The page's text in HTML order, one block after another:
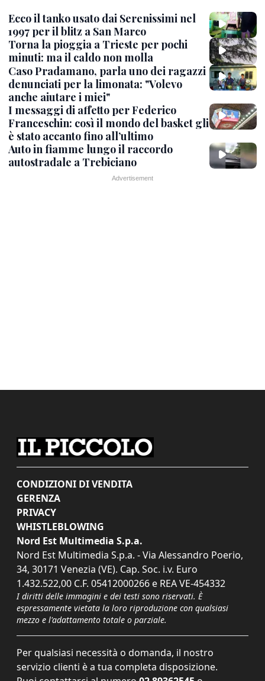
Ecco il tanko usato dai Serenissimi nel
1997 per il blitz a San Marco
Torna la pioggia a Trieste per pochi
minuti: ma il caldo non molla
Caso Pradamano, parla uno dei ragazzi
denunciati per la limonata: "Volevo
anche aiutare i miei"
I messaggi di affetto per Federico
Franceschin: così il mondo del basket gli
è stato accanto fino all’ultimo
Auto in fiamme lungo il raccordo
autostradale a Trebiciano
CONDIZIONI DI VENDITA
GERENZA
PRIVACY
WHISTLEBLOWING
Nord Est Multimedia S.p.a.
Nord Est Multimedia S.p.a. - Via Alessandro Poerio,
34, 30171 Venezia (VE). Cap. Soc. i.v. Euro
1.432.522,00 C.F. 05412000266 e REA VE-454332
I diritti delle immagini e dei testi sono riservati. È
espressamente vietata la loro riproduzione con qualsiasi
mezzo e l'adattamento totale o parziale.
Per qualsiasi necessità o domanda, il nostro
servizio clienti è a tua completa disposizione.